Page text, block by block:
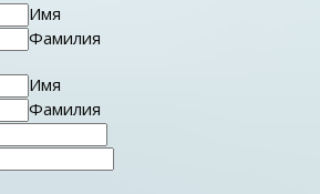
Имя
Фамилия
Имя
Фамилия